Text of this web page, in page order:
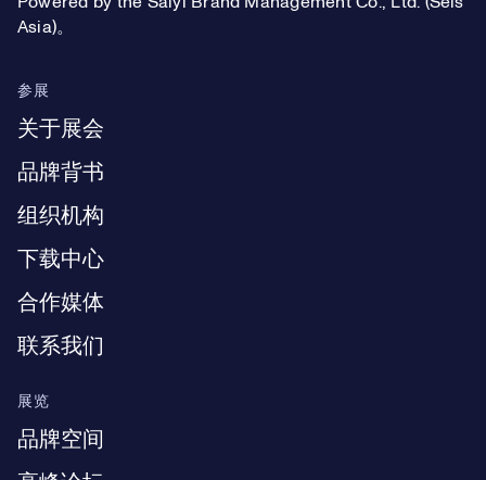
Asia)。
参展
关于展会
品牌背书
组织机构
下载中心
合作媒体
联系我们
展览
品牌空间